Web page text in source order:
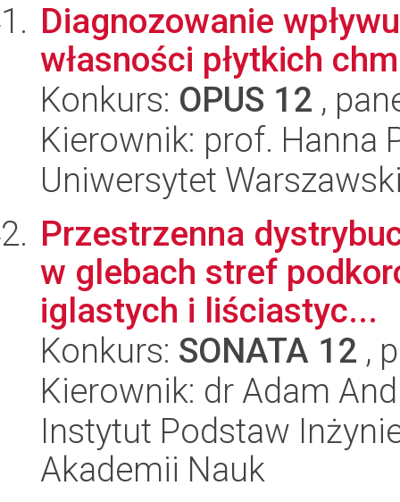
Diagnozowanie
własności płytkich
Konkurs: OPUS 12 ,
Kierownik: prof. Hanna
Uniwersytet
Przestrzenna
w glebach stref
iglastych i liściastyc...
Konkurs: SONATA 12 ,
Kierownik: dr Adam
Instytut Podstaw
Akademii Nauk